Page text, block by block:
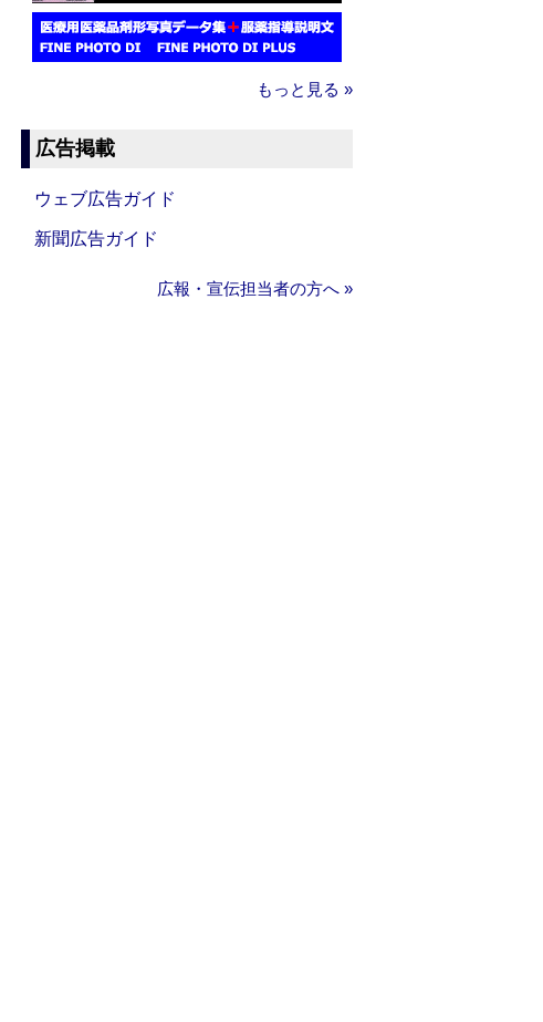
もっと見る »
広告掲載
ウェブ広告ガイド
新聞広告ガイド
広報・宣伝担当者の方へ »